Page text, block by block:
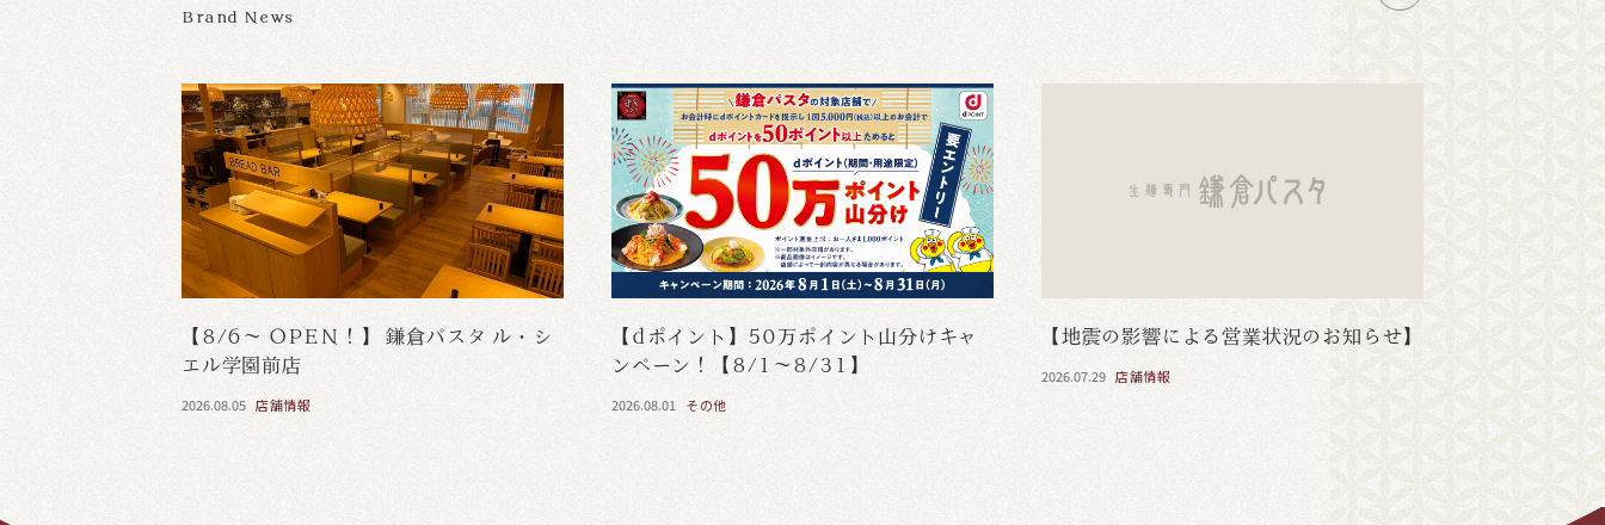
Brand News
【8/6～ OPEN！】 鎌倉パスタ ル・シ
エル学園前店
2026.08.05 店舗情報
【dポイント】50万ポイント山分けキャ
ンペーン！【8/1～8/31】
2026.08.01 その他
【地震の影響による営業状況のお知らせ】
2026.07.29 店舗情報